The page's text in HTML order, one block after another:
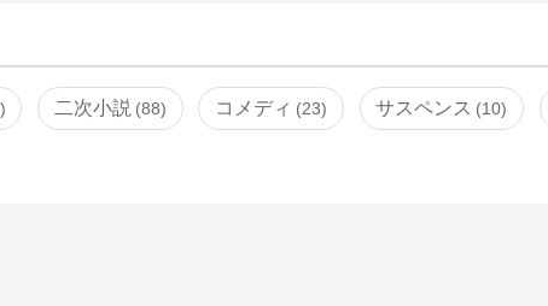
二次小説 88 コメディ 23 サスペンス 10